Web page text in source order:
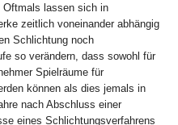
Oftmals lassen sich in
zeitlich voneinander abhängig
Schlichtung noch
so verändern, dass sowohl für
Spielräume für
können als dies jemals in
nach Abschluss einer
eines Schlichtungsverfahrens